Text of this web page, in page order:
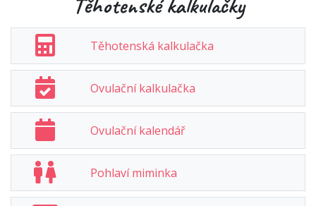
Těhotenská kalkulačka
Ovulační kalkulačka
Ovulační kalendář
Pohlaví miminka